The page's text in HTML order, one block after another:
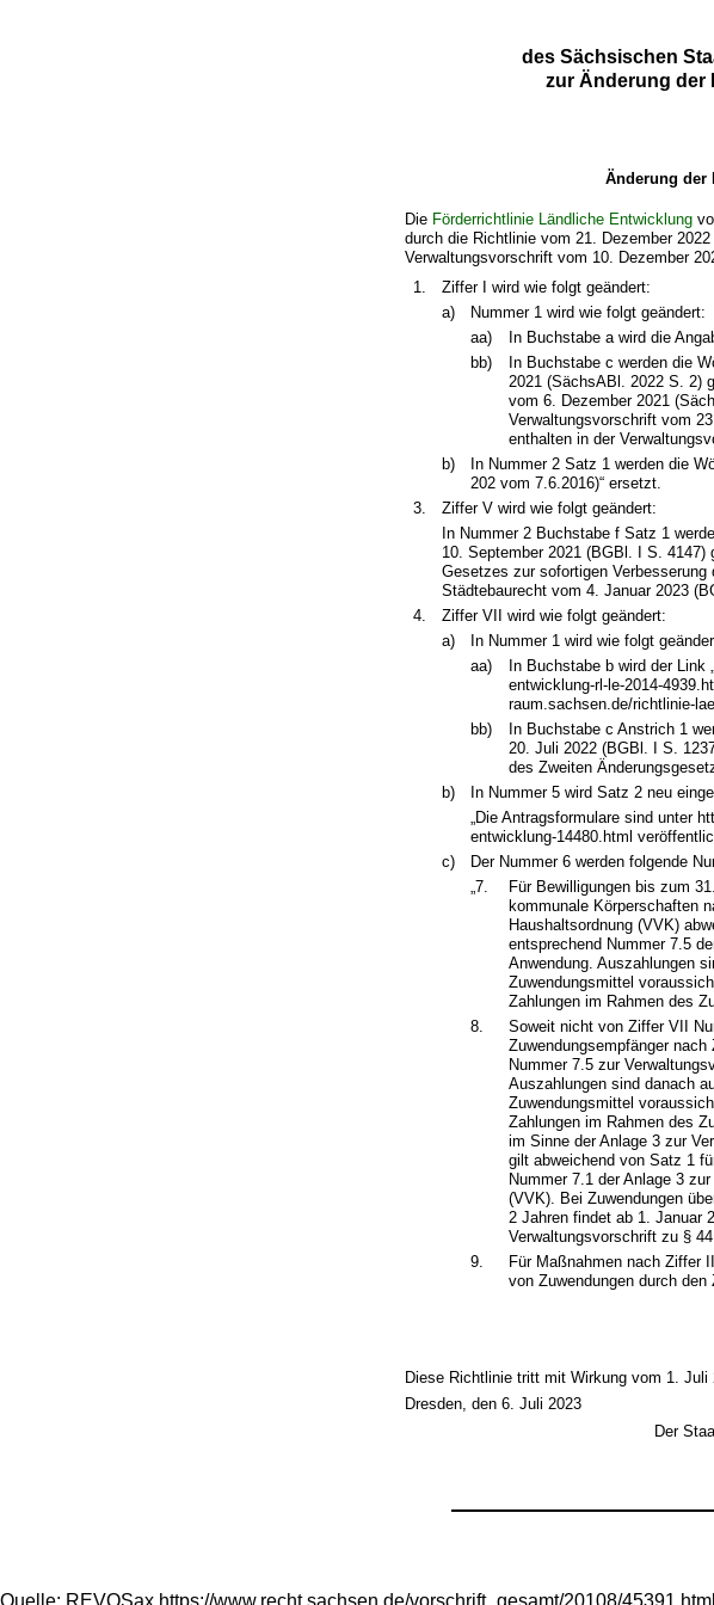
des Sächsischen
zur Änderung der
Änderung der
Die Förderrichtlinie Ländliche Entwicklung
durch die Richtlinie vom 21. Dezember
Verwaltungsvorschrift vom 10. Dezember
1.
Ziffer I wird wie folgt geändert:
a)
Nummer 1 wird wie folgt geändert:
aa)
In Buchstabe a wird die
bb)
In Buchstabe c werden die
2021 (SächsABl. 2022 S. 2)
vom 6. Dezember 2021
Verwaltungsvorschrift vom
enthalten in der
b)
In Nummer 2 Satz 1 werden die
202 vom 7.6.2016)“ ersetzt.
3.
Ziffer V wird wie folgt geändert:
In Nummer 2 Buchstabe f Satz 1
10. September 2021 (BGBl. I S. 4147)
Gesetzes zur sofortigen Verbesserung
Städtebaurecht vom 4. Januar 2023
4.
Ziffer VII wird wie folgt geändert:
a)
In Nummer 1 wird wie folgt
aa)
In Buchstabe b wird der Link
entwicklung-rl-le-2014-
raum.sachsen.de/richtlinie-
bb)
In Buchstabe c Anstrich 1
20. Juli 2022 (BGBl. I S.
des Zweiten
b)
In Nummer 5 wird Satz 2 neu
„Die Antragsformulare sind unter
entwicklung-14480.html
c)
Der Nummer 6 werden folgende
„7.
Für Bewilligungen bis zum
kommunale Körperschaften
Haushaltsordnung (VVK)
entsprechend Nummer 7.5
Anwendung. Auszahlungen
Zuwendungsmittel
Zahlungen im Rahmen des
8.
Soweit nicht von Ziffer VII
Zuwendungsempfänger
Nummer 7.5 zur
Auszahlungen sind danach
Zuwendungsmittel
Zahlungen im Rahmen des
im Sinne der Anlage 3 zur
gilt abweichend von Satz 1
Nummer 7.1 der Anlage 3
(VVK). Bei Zuwendungen
2 Jahren findet ab 1. Januar
Verwaltungsvorschrift zu §
9.
Für Maßnahmen nach Ziffer
von Zuwendungen durch den
Diese Richtlinie tritt mit Wirkung vom 1. Juli
Dresden, den 6. Juli 2023
Der
Quelle: REVOSax https://www.recht.sachsen.de/vorschrift_gesamt/20108/